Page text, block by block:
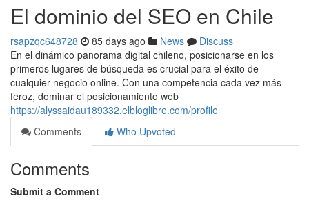
El dominio del SEO en Chile
rsapzqc648728 85 days ago News
Discuss
En el dinámico panorama digital chileno, posicionarse en los
primeros lugares de búsqueda es crucial para el éxito de
cualquier negocio online. Con una competencia cada vez más
feroz, dominar el posicionamiento web
https://alyssaidau189332.elbloglibre.com/profile
Comments
Who Upvoted
Comments
Submit a Comment